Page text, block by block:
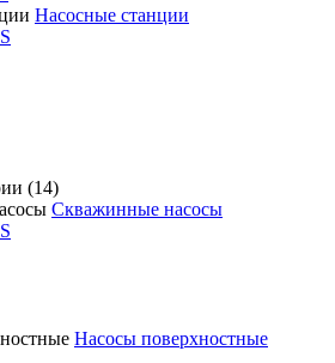
Насосные станции
(14)
Скважинные насосы
Насосы поверхностные